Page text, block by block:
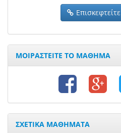
ΜΟΙΡΑΣΤΕΙΤΕ ΤΟ ΜΑΘΗΜΑ
ΣΧΕΤΙΚΑ ΜΑΘΗΜΑΤΑ